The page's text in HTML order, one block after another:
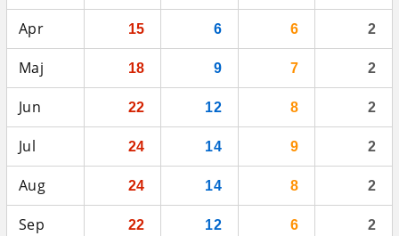
Apr 15 6 6 2
Maj 18 9 7 2
Jun 22 12 8 2
Jul 24 14 9 2
Aug 24 14 8 2
Sep 22 12 6 2